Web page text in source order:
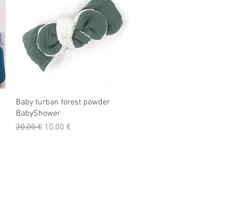
Aperçu rapide
Baby turban forest powder
BabyShower
Prix original
20,00 € Prix promotionnel
10,00 €